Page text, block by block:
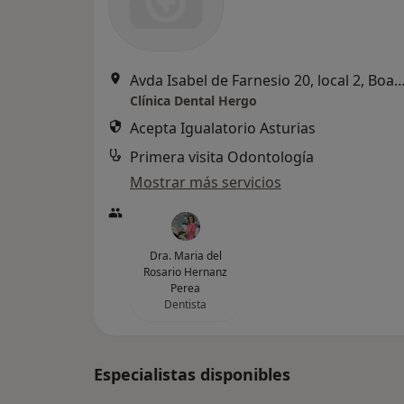
Avda Isabel de Farnesio 20, local 2, Boadilla del Monte
Clínica Dental Hergo
Acepta Igualatorio Asturias
Primera visita Odontología
Mostrar más servicios
Dra. Maria del
Rosario Hernanz
Perea
Dentista
Especialistas disponibles